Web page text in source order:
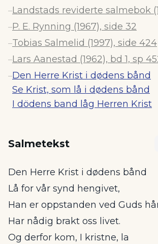
–Landstads reviderte salmebok
–P. E. Rynning (1967), side 32
–Tobias Salmelid (1997), side 424
–Lars Aanestad (1962), bd 1, sp
–Den Herre Krist i dødens bånd
Se Krist, som lå i dødens bånd
I dödens band låg Herren Krist
Salmetekst
Den Herre Krist i dødens bånd
Lå for vår synd hengivet,
Han er oppstanden ved Guds
Har nådig brakt oss livet.
Og derfor kom, I kristne, la